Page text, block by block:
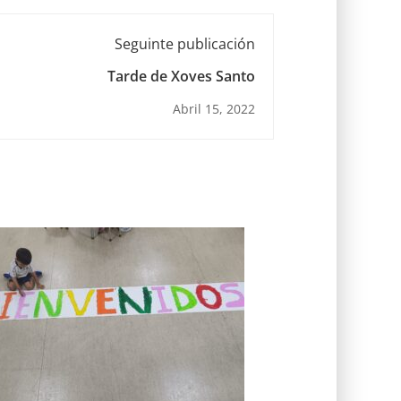
Seguinte publicación
Tarde de Xoves Santo
Abril 15, 2022